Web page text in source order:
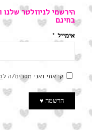
הירשמי לניוזלטר שלנו
בחינם
אימייל *
קראתי ואני מסכים/ה ל